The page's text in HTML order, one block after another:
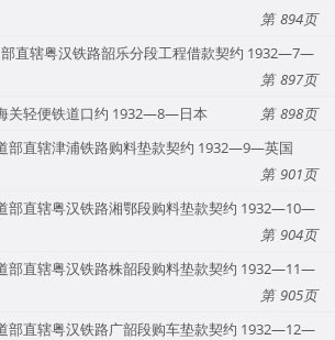
894
直辖粤汉铁路韶乐分段工程借款契约 1932—7—
897
关轻便铁道口约 1932—8—日本
898
直辖津浦铁路购料垫款契约 1932—9—英国
901
直辖粤汉铁路湘鄂段购料垫款契约 1932—10—
904
直辖粤汉铁路株韶段购料垫款契约 1932—11—
905
直辖粤汉铁路广韶段购车垫款契约 1932—12—